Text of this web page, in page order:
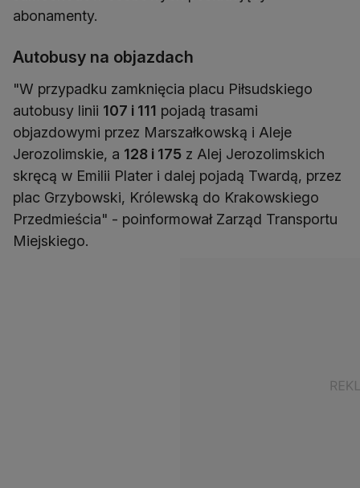
abonamenty.
Autobusy na objazdach
"W przypadku zamknięcia placu Piłsudskiego
autobusy linii 107 i 111 pojadą trasami
objazdowymi przez Marszałkowską i Aleje
Jerozolimskie, a 128 i 175 z Alej Jerozolimskich
skręcą w Emilii Plater i dalej pojadą Twardą, przez
plac Grzybowski, Królewską do Krakowskiego
Przedmieścia" - poinformował Zarząd Transportu
Miejskiego.